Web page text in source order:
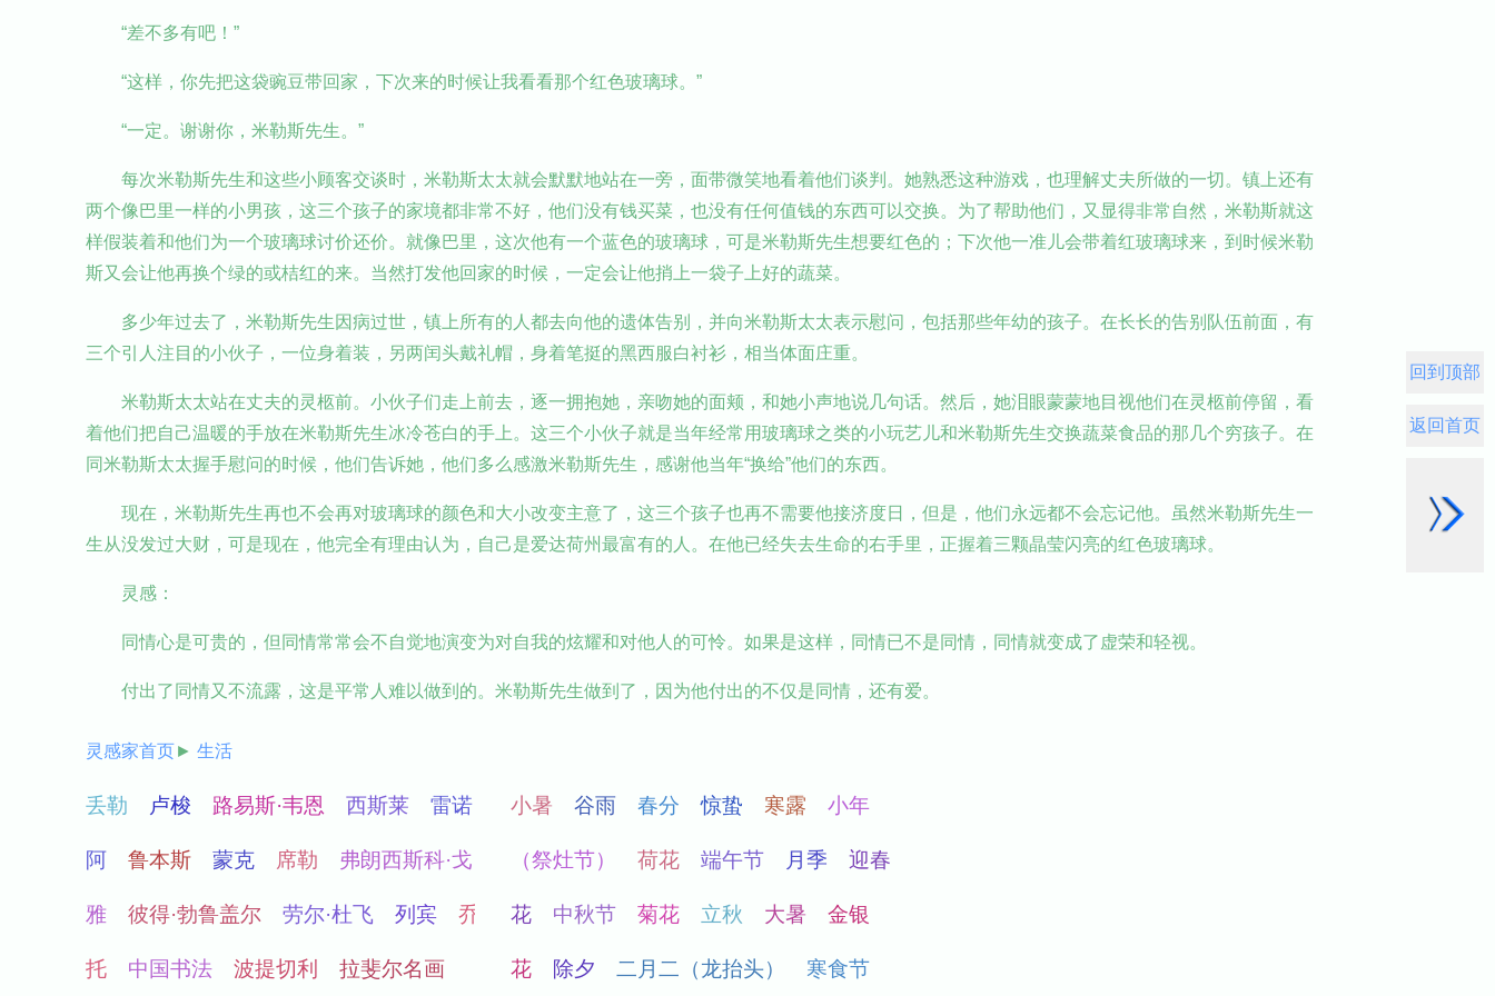
“差不多有吧！”
“这样，你先把这袋豌豆带回家，下次来的时候让我看看那个红色玻璃球。”
“一定。谢谢你，米勒斯先生。”
每次米勒斯先生和这些小顾客交谈时，米勒斯太太就会默默地站在一旁，面带微笑地看着他们谈判。她熟悉这种游戏，也理解丈夫所做的一切。镇上还有
两个像巴里一样的小男孩，这三个孩子的家境都非常不好，他们没有钱买菜，也没有任何值钱的东西可以交换。为了帮助他们，又显得非常自然，米勒斯就这
样假装着和他们为一个玻璃球讨价还价。就像巴里，这次他有一个蓝色的玻璃球，可是米勒斯先生想要红色的；下次他一准儿会带着红玻璃球来，到时候米勒
斯又会让他再换个绿的或桔红的来。当然打发他回家的时候，一定会让他捎上一袋子上好的蔬菜。
多少年过去了，米勒斯先生因病过世，镇上所有的人都去向他的遗体告别，并向米勒斯太太表示慰问，包括那些年幼的孩子。在长长的告别队伍前面，有
三个引人注目的小伙子，一位身着装，另两闰头戴礼帽，身着笔挺的黑西服白衬衫，相当体面庄重。
米勒斯太太站在丈夫的灵柩前。小伙子们走上前去，逐一拥抱她，亲吻她的面颊，和她小声地说几句话。然后，她泪眼蒙蒙地目视他们在灵柩前停留，看
着他们把自己温暖的手放在米勒斯先生冰冷苍白的手上。这三个小伙子就是当年经常用玻璃球之类的小玩艺儿和米勒斯先生交换蔬菜食品的那几个穷孩子。在
同米勒斯太太握手慰问的时候，他们告诉她，他们多么感激米勒斯先生，感谢他当年“换给”他们的东西。
现在，米勒斯先生再也不会再对玻璃球的颜色和大小改变主意了，这三个孩子也再不需要他接济度日，但是，他们永远都不会忘记他。虽然米勒斯先生一
生从没发过大财，可是现在，他完全有理由认为，自己是爱达荷州最富有的人。在他已经失去生命的右手里，正握着三颗晶莹闪亮的红色玻璃球。
灵感：
同情心是可贵的，但同情常常会不自觉地演变为对自我的炫耀和对他人的可怜。如果是这样，同情已不是同情，同情就变成了虚荣和轻视。
付出了同情又不流露，这是平常人难以做到的。米勒斯先生做到了，因为他付出的不仅是同情，还有爱。
灵感家首页► 生活
回到顶部
返回首页